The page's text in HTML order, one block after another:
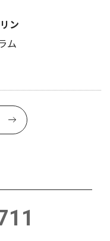
ン
ム